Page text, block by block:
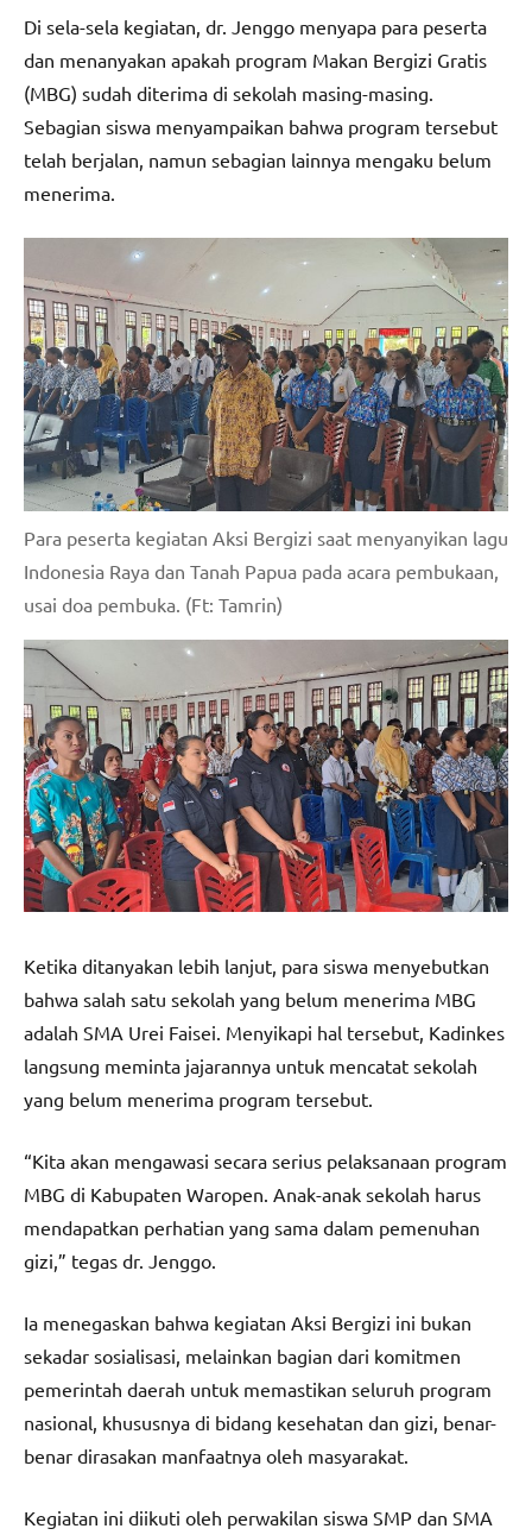
Di sela-sela kegiatan, dr. Jenggo menyapa para peserta
dan menanyakan apakah program Makan Bergizi Gratis
(MBG) sudah diterima di sekolah masing-masing.
Sebagian siswa menyampaikan bahwa program tersebut
telah berjalan, namun sebagian lainnya mengaku belum
menerima.
Para peserta kegiatan Aksi Bergizi saat menyanyikan lagu
Indonesia Raya dan Tanah Papua pada acara pembukaan,
usai doa pembuka. (Ft: Tamrin)
Ketika ditanyakan lebih lanjut, para siswa menyebutkan
bahwa salah satu sekolah yang belum menerima MBG
adalah SMA Urei Faisei. Menyikapi hal tersebut, Kadinkes
langsung meminta jajarannya untuk mencatat sekolah
yang belum menerima program tersebut.
“Kita akan mengawasi secara serius pelaksanaan program
MBG di Kabupaten Waropen. Anak-anak sekolah harus
mendapatkan perhatian yang sama dalam pemenuhan
gizi,” tegas dr. Jenggo.
Ia menegaskan bahwa kegiatan Aksi Bergizi ini bukan
sekadar sosialisasi, melainkan bagian dari komitmen
pemerintah daerah untuk memastikan seluruh program
nasional, khususnya di bidang kesehatan dan gizi, benar-
benar dirasakan manfaatnya oleh masyarakat.
Kegiatan ini diikuti oleh perwakilan siswa SMP dan SMA